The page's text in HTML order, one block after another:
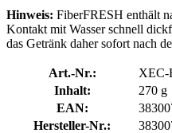
Hinweis: FiberFRESH enthält
Kontakt mit Wasser schnell
das Getränk daher sofort nach
Art.-Nr.:
XEC-
Inhalt:
270 g
EAN:
Hersteller-Nr.: